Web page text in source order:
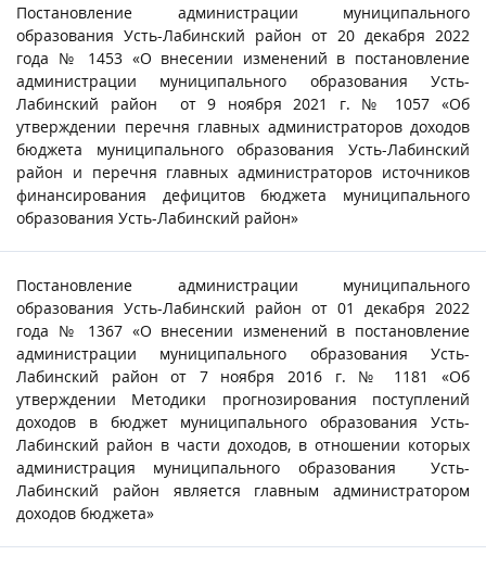
Постановление администрации муниципального
образования Усть-Лабинский район от 20 декабря 2022
года № 1453 «О внесении изменений в постановление
администрации муниципального образования Усть-
Лабинский район от 9 ноября 2021 г. № 1057 «Об
утверждении перечня главных администраторов доходов
бюджета муниципального образования Усть-Лабинский
район и перечня главных администраторов источников
финансирования дефицитов бюджета муниципального
образования Усть-Лабинский район»
Постановление администрации муниципального
образования Усть-Лабинский район от 01 декабря 2022
года № 1367 «О внесении изменений в постановление
администрации муниципального образования Усть-
Лабинский район от 7 ноября 2016 г. № 1181 «Об
утверждении Методики прогнозирования поступлений
доходов в бюджет муниципального образования Усть-
Лабинский район в части доходов, в отношении которых
администрация муниципального образования Усть-
Лабинский район является главным администратором
доходов бюджета»